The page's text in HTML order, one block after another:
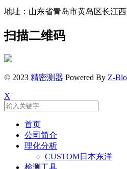
地址：山东省青岛市黄岛区长江
扫描二维码
© 2023 精密测器 Powered By Z-
X
首页
公司简介
理化分析
CUSTOM日本东洋